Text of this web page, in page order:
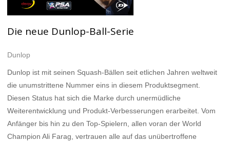
Die neue Dunlop-Ball-Serie
Dunlop
Dunlop ist mit seinen Squash-Bällen seit etlichen Jahren weltweit
die unumstrittene Nummer eins in diesem Produktsegment.
Diesen Status hat sich die Marke durch unermüdliche
Weiterentwicklung und Produkt-Verbesserungen erarbeitet. Vom
Anfänger bis hin zu den Top-Spielern, allen voran der World
Champion Ali Farag, vertrauen alle auf das unübertroffene